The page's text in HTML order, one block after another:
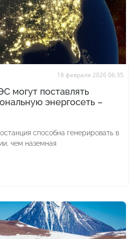
18 февраля 2026 06:35
могут поставлять
энергосеть –
способна генерировать в
чем наземная